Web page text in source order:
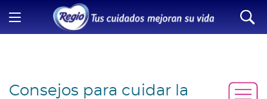
Consejos para cuidar la